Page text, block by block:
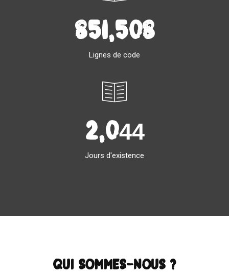
851,508
Lignes de code
2,044
Jours d'existence
Qui sommes-nous ?